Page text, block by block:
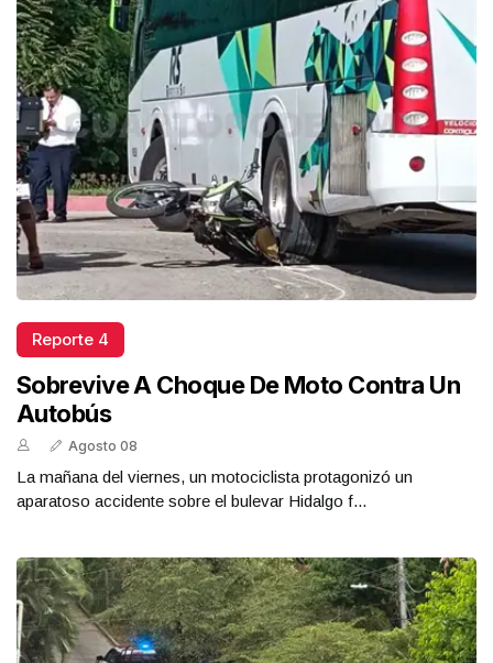
Reporte 4
Sobrevive A Choque De Moto Contra Un
Autobús
Agosto 08
La mañana del viernes, un motociclista protagonizó un
aparatoso accidente sobre el bulevar Hidalgo f...